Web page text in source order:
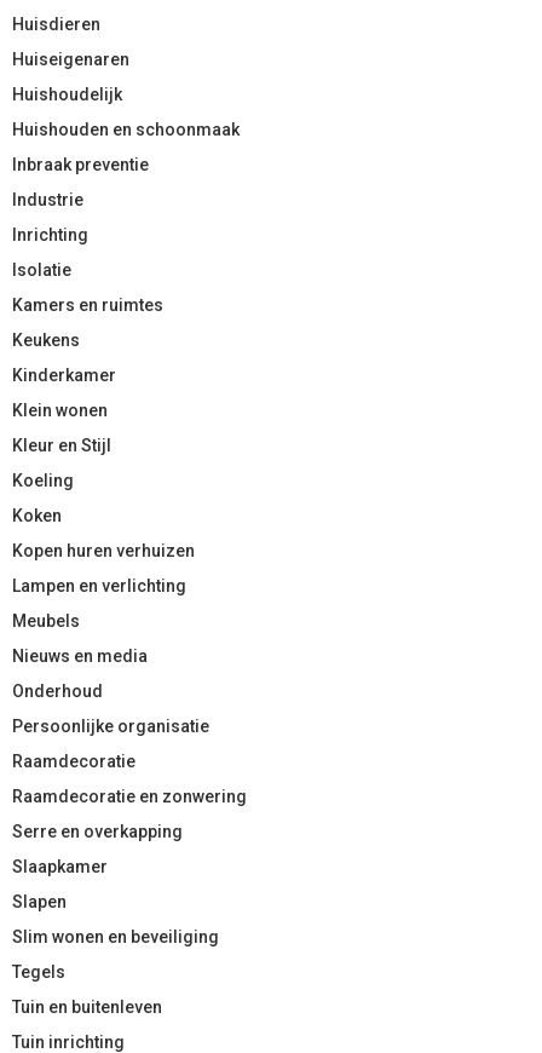
Huisdieren
Huiseigenaren
Huishoudelijk
Huishouden en schoonmaak
Inbraak preventie
Industrie
Inrichting
Isolatie
Kamers en ruimtes
Keukens
Kinderkamer
Klein wonen
Kleur en Stijl
Koeling
Koken
Kopen huren verhuizen
Lampen en verlichting
Meubels
Nieuws en media
Onderhoud
Persoonlijke organisatie
Raamdecoratie
Raamdecoratie en zonwering
Serre en overkapping
Slaapkamer
Slapen
Slim wonen en beveiliging
Tegels
Tuin en buitenleven
Tuin inrichting